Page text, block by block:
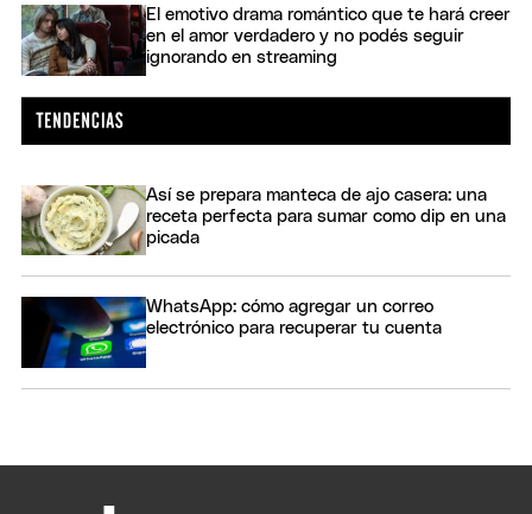
El emotivo drama romántico que te hará creer
en el amor verdadero y no podés seguir
ignorando en streaming
Así se prepara manteca de ajo casera: una
receta perfecta para sumar como dip en una
picada
WhatsApp: cómo agregar un correo
electrónico para recuperar tu cuenta